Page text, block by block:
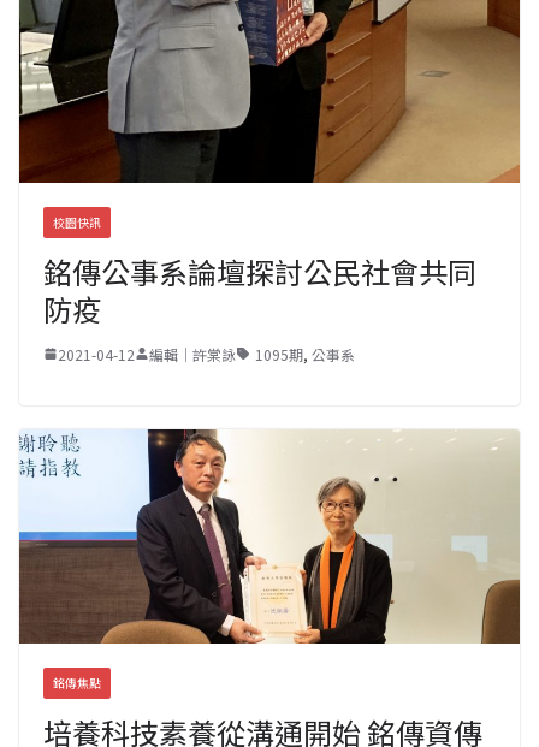
校園快訊
銘傳公事系論壇探討公民社會共同
防疫
2021-04-12 編輯｜許棠詠 1095期, 公事系
銘傳焦點
培養科技素養從溝通開始 銘傳資傳